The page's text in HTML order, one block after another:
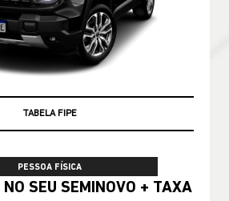
TABELA FIPE
PESSOA FÍSICA